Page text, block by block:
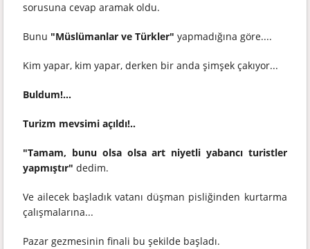
sorusuna cevap aramak oldu.
Bunu "Müslümanlar ve Türkler"yapmadığına göre....
Kim yapar, kim yapar, derken bir anda şimşek çakıyor...
Buldum!...
Turizm mevsimi açıldı!..
"Tamam, bunu olsa olsa art niyetli yabancı turistler
yapmıştır" dedim.
Ve ailecek başladık vatanı düşman pisliğinden kurtarma
çalışmalarına...
Pazar gezmesinin finali bu şekilde başladı.